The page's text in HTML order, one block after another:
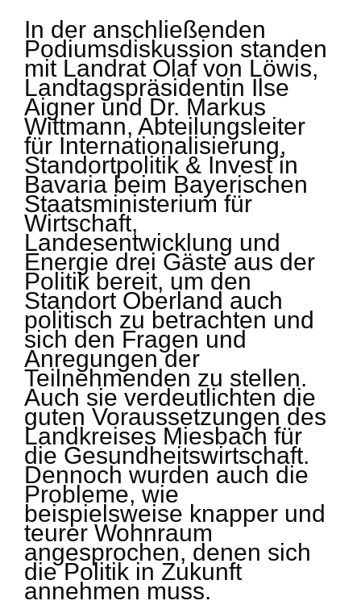
In der anschließenden
Podiumsdiskussion standen
mit Landrat Olaf von Löwis,
Landtagspräsidentin Ilse
Aigner und Dr. Markus
Wittmann, Abteilungsleiter
für Internationalisierung,
Standortpolitik & Invest in
Bavaria beim Bayerischen
Staatsministerium für
Wirtschaft,
Landesentwicklung und
Energie drei Gäste aus der
Politik bereit, um den
Standort Oberland auch
politisch zu betrachten und
sich den Fragen und
Anregungen der
Teilnehmenden zu stellen.
Auch sie verdeutlichten die
guten Voraussetzungen des
Landkreises Miesbach für
die Gesundheitswirtschaft.
Dennoch wurden auch die
Probleme, wie
beispielsweise knapper und
teurer Wohnraum
angesprochen, denen sich
die Politik in Zukunft
annehmen muss.